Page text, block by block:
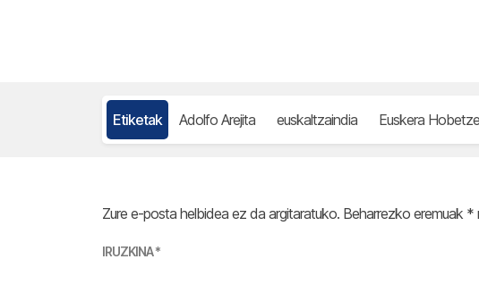
Etiketak Adolfo Arejita euskaltzaindia Euskera
Zure e-posta helbidea ez da argitaratuko. Beharrezko eremuak *
IRUZKINA*